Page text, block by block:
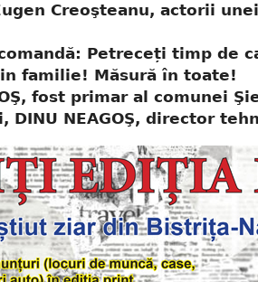
Creoşteanu, actorii
Petreceți timp de
familie! Măsură în toate!
fost primar al comunei
DINU NEAGOŞ, director